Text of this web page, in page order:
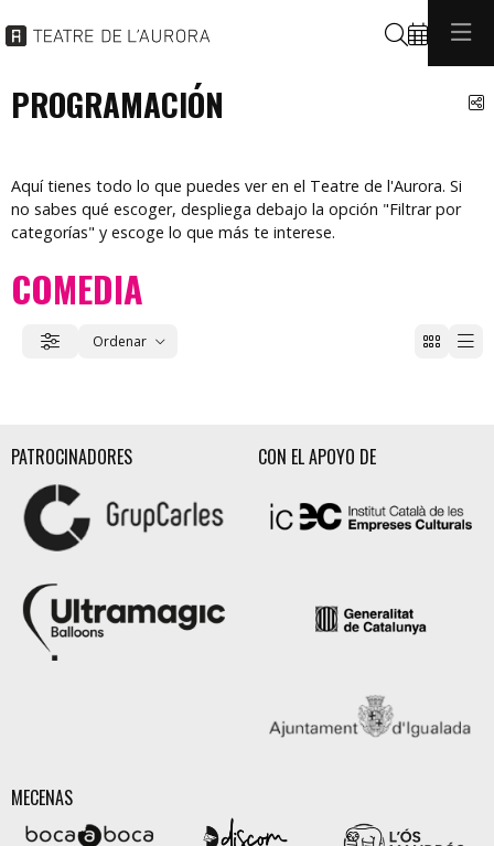
Buscar
PROGRAMACIÓN
Aquí tienes todo lo que puedes ver en el Teatre de l'Aurora. Si
no sabes qué escoger, despliega debajo la opción "Filtrar por
categorías" y escoge lo que más te interese.
COMEDIA
FiltrarOrdenar
PATROCINADORES CON EL APOYO DE
MECENAS